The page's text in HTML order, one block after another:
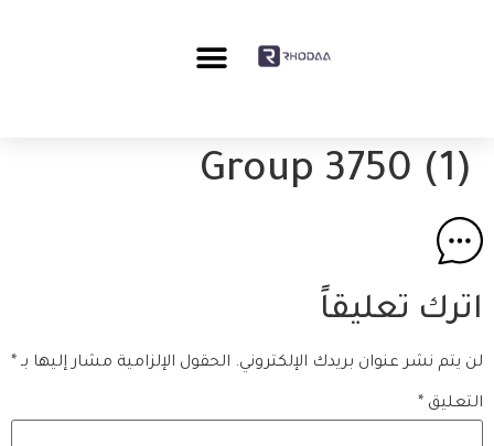
Group 3750 (1)
اترك تعليقاً
لن يتم نشر عنوان بريدك الإلكتروني. الحقول الإلزامية مشار إليها بـ *
التعليق *